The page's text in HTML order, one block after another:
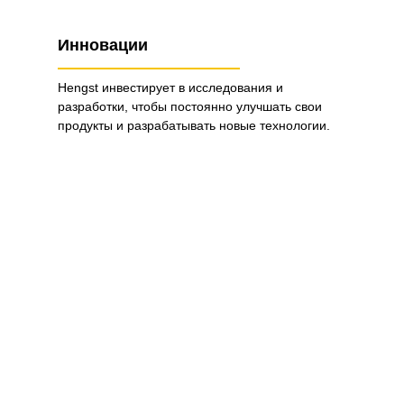
Инновации
Hengst инвестирует в исследования и
разработки, чтобы постоянно улучшать свои
продукты и разрабатывать новые технологии.